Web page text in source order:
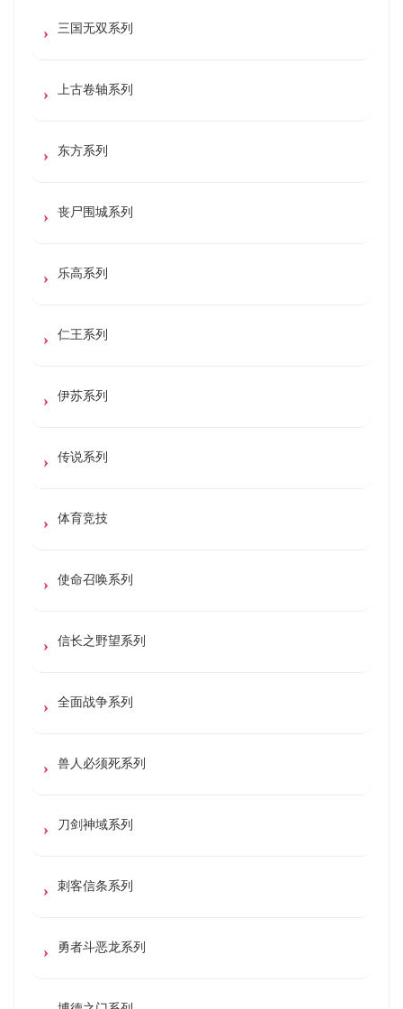
三国无双系列
上古卷轴系列
东方系列
丧尸围城系列
乐高系列
仁王系列
伊苏系列
传说系列
体育竞技
使命召唤系列
信长之野望系列
全面战争系列
兽人必须死系列
刀剑神域系列
刺客信条系列
勇者斗恶龙系列